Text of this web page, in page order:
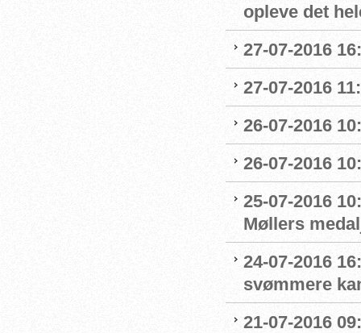
opleve det
27-07-2016
27-07-2016
26-07-2016
26-07-2016
25-07-2016
Møllers
24-07-2016
svømmere
21-07-2016